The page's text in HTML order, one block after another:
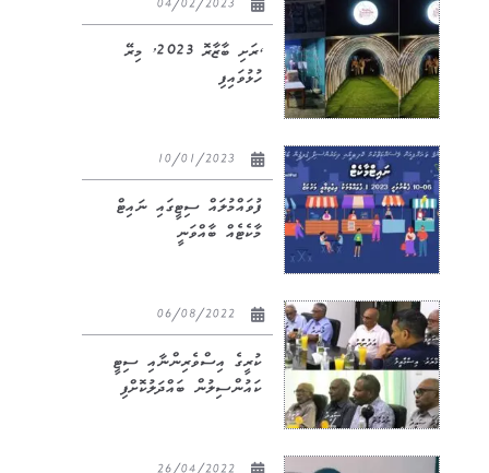
‘ރަށި ބާޒާރޮ 2023’ މިރޭ
ހުޅުވައިފި
ފުވައްމުލައް ސިޓީގައި ނައިޓް
މާކެޓެއް ބާއްވަނީ
ކުރީގެ އިސްވެރިންނާއި ސިޓީ
ކައުންސިލުން ބައްދަލުކޮށްފި